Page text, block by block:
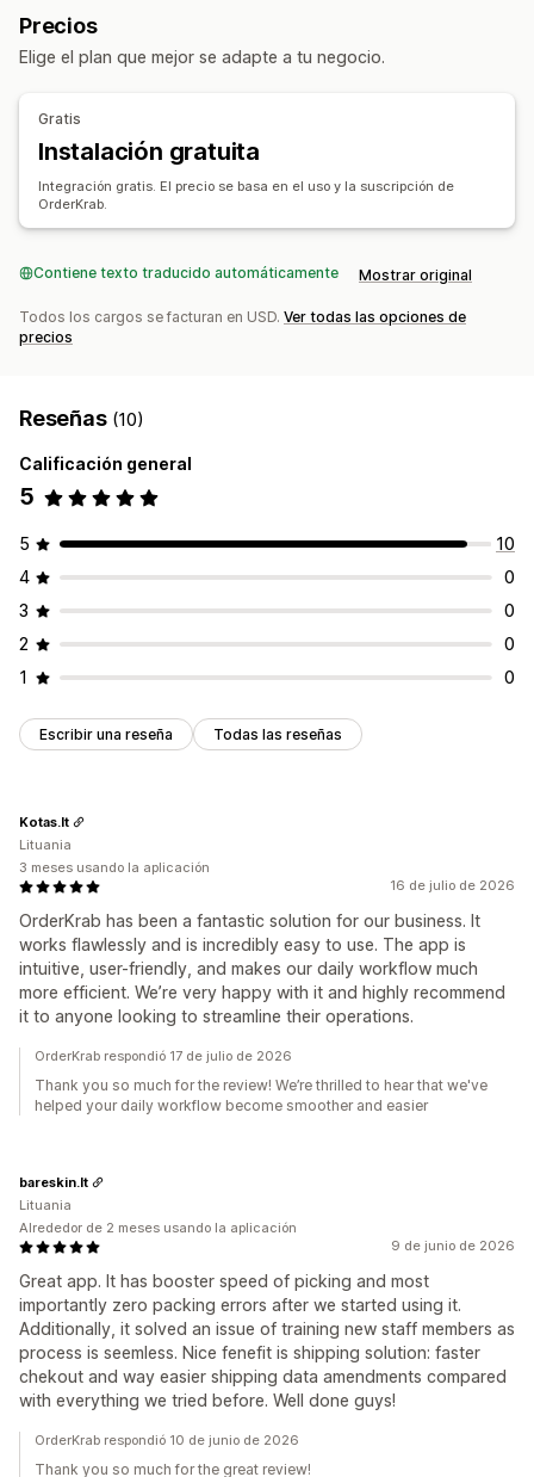
Etiquetas de devolución
Escaneo de códigos de barras
Listas de recogida
Sincronización de pedidos
Selección de empresa de transportes
Gestión de envíos
Sincronización de pedidos Seguimiento en tiempo real
Página de seguimiento de promoción de marca
Actualizaciones de pedidos
Precios
Elige el plan que mejor se adapte a tu negocio.
Gratis
Instalación gratuita
Integración gratis. El precio se basa en el uso y la suscripción de
OrderKrab.
Contiene texto traducido automáticamente Mostrar original
Todos los cargos se facturan en USD. Ver todas las opciones de
precios
Reseñas (10)
Calificación general
5
5
10
4
0
3
0
2
0
1
0
Escribir una reseña Todas las reseñas
16 de julio de 2026
OrderKrab has been a fantastic solution for our business. It
works flawlessly and is incredibly easy to use. The app is
intuitive, user-friendly, and makes our daily workflow much
more efficient. We’re very happy with it and highly recommend
it to anyone looking to streamline their operations.
Kotas.lt
Lituania
3 meses usando la aplicación
OrderKrab respondió 17 de julio de 2026
Thank you so much for the review! We’re thrilled to hear that we've
helped your daily workflow become smoother and easier
9 de junio de 2026
Great app. It has booster speed of picking and most
importantly zero packing errors after we started using it.
Additionally, it solved an issue of training new staff members as
process is seemless. Nice fenefit is shipping solution: faster
chekout and way easier shipping data amendments compared
with everything we tried before. Well done guys!
bareskin.lt
Lituania
Alrededor de 2 meses usando la aplicación
OrderKrab respondió 10 de junio de 2026
Thank you so much for the great review!